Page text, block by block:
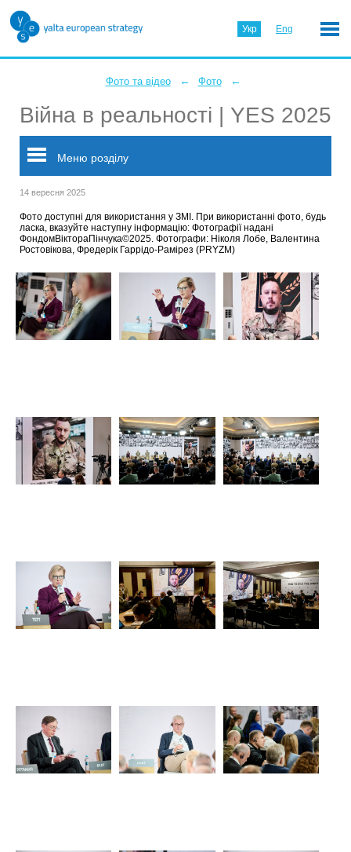
Укр Eng
Фото та відео ← Фото ←
Війна в реальності | YES 2025
Меню розділу
14 вересня 2025
Фото доступні для використання у ЗМІ. При використанні фото, будь
ласка, вказуйте наступну інформацію: Фотографії надані
ФондомВіктораПінчука©2025. Фотографи: Ніколя Лобе, Валентина
Ростовікова, Фредерік Гаррідо-Рамірез (PRYZM)